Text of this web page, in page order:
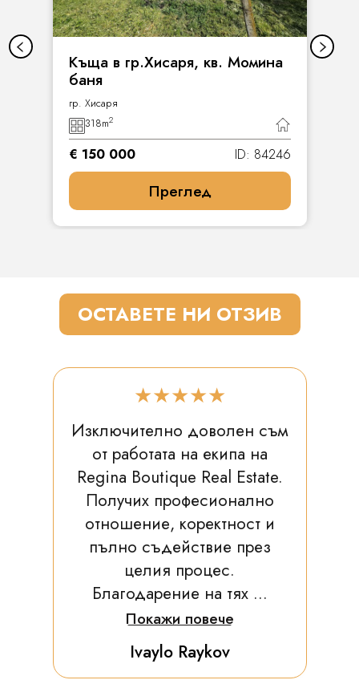
Къща в гр.Хисаря, кв. Момина
баня
гр. Хисаря
318m2
€ 150 000 ID: 84246
Преглед
ОСТАВЕТЕ НИ ОТЗИВ
★★★★★
Изключително доволен съм
от работата на екипа на
Regina Boutique Real Estate.
Получих професионално
отношение, коректност и
пълно съдействие през
целия процес.
Благодарение на тях ...
Покажи повече
Ivaylo Raykov